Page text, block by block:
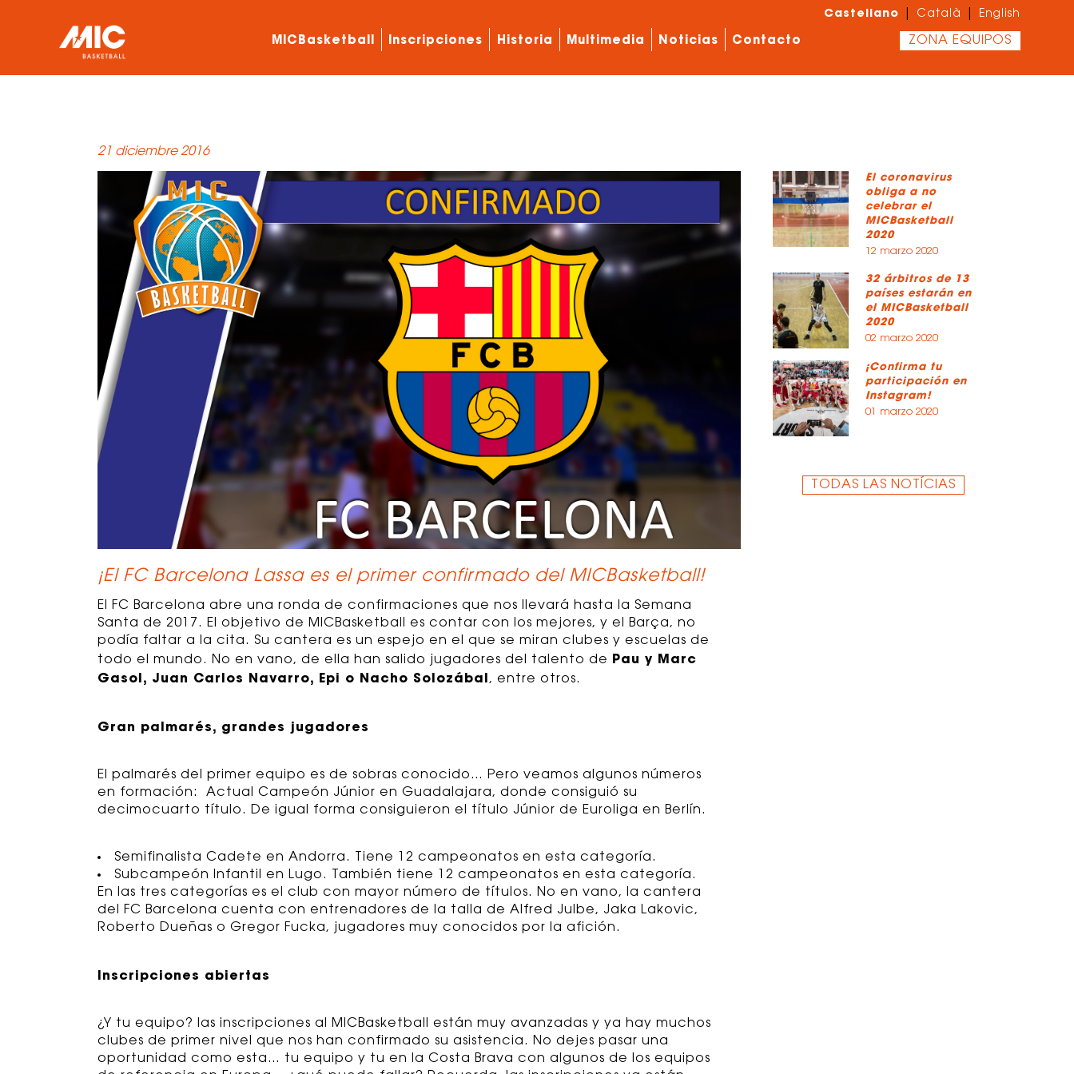
Castellano Català English
ZONA EQUIPOS
MICBasketball Inscripciones Historia Multimedia Noticias Contacto
21 diciembre 2016
¡El FC Barcelona Lassa es el primer confirmado del MICBasketball!
El FC Barcelona abre una ronda de confirmaciones que nos llevará hasta la Semana
Santa de 2017. El objetivo de MICBasketball es contar con los mejores, y el Barça, no
podía faltar a la cita. Su cantera es un espejo en el que se miran clubes y escuelas de
todo el mundo. No en vano, de ella han salido jugadores del talento de Pau y Marc
Gasol, Juan Carlos Navarro, Epi o Nacho Solozábal, entre otros.
Gran palmarés, grandes jugadores
El palmarés del primer equipo es de sobras conocido… Pero veamos algunos números
en formación: Actual Campeón Júnior en Guadalajara, donde consiguió su
decimocuarto título. De igual forma consiguieron el título Júnior de Euroliga en Berlín.
Semifinalista Cadete en Andorra. Tiene 12 campeonatos en esta categoría.
Subcampeón Infantil en Lugo. También tiene 12 campeonatos en esta categoría.
En las tres categorías es el club con mayor número de títulos. No en vano, la cantera
del FC Barcelona cuenta con entrenadores de la talla de Alfred Julbe, Jaka Lakovic,
Roberto Dueñas o Gregor Fucka, jugadores muy conocidos por la afición.
Inscripciones abiertas
¿Y tu equipo? las inscripciones al MICBasketball están muy avanzadas y ya hay muchos
clubes de primer nivel que nos han confirmado su asistencia. No dejes pasar una
oportunidad como esta… tu equipo y tu en la Costa Brava con algunos de los equipos
El coronavirus
obliga a no
celebrar el
MICBasketball
2020
12 marzo 2020
32 árbitros de 13
países estarán en
el MICBasketball
2020
02 marzo 2020
¡Confirma tu
participación en
Instagram!
01 marzo 2020
TODAS LAS NOTÍCIAS